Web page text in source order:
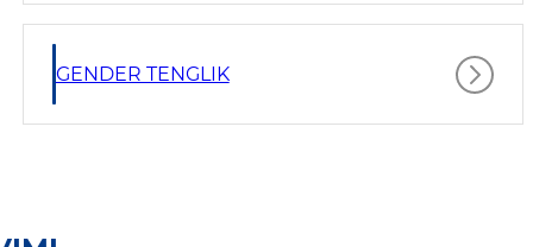
GENDER TENGLIK